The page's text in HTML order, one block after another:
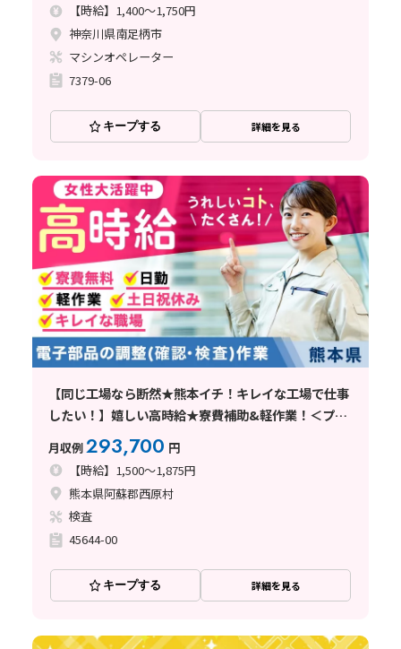
【時給】1,400～1,750円
神奈川県南足柄市
マシンオペレーター
7379-06
キープする 詳細を見る
【同じ工場なら断然★熊本イチ！キレイな工場で仕事
したい！】嬉しい高時給★寮費補助&軽作業！＜プラ
イベート充実土日休！交替無！電子部品組立・検査＞
月収例293,700 円
【時給】1,500～1,875円
熊本県阿蘇郡西原村
検査
45644-00
キープする 詳細を見る